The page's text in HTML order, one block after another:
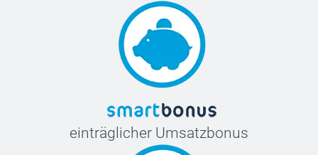
einträglicher Umsatzbonus